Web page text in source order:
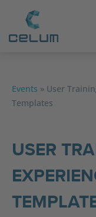
Events » User
Templates
USER